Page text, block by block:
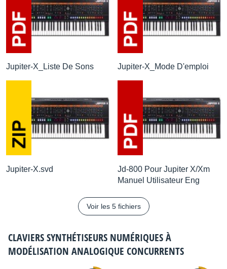
Jupiter-X_Liste De Sons Jupiter-X_Mode D'emploi
Jupiter-X.svd
Jd-800 Pour Jupiter X/Xm
Manuel Utilisateur Eng
Voir les 5 fichiers
CLAVIERS SYNTHÉTISEURS NUMÉRIQUES À
MODÉLISATION ANALOGIQUE CONCURRENTS